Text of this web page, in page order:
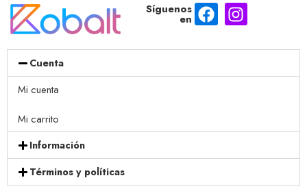
Síguenos
en
Cuenta
Mi cuenta
Mi carrito
Información
Términos y políticas